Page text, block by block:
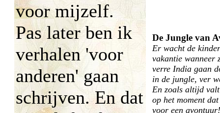
voor mijzelf.
Pas later ben ik
verhalen 'voor
anderen' gaan
schrijven. En dat
De Jungle van
Er wacht de
vakantie wanneer
verre India gaan
in de jungle, ver
En zoals altijd
op het moment
voor een